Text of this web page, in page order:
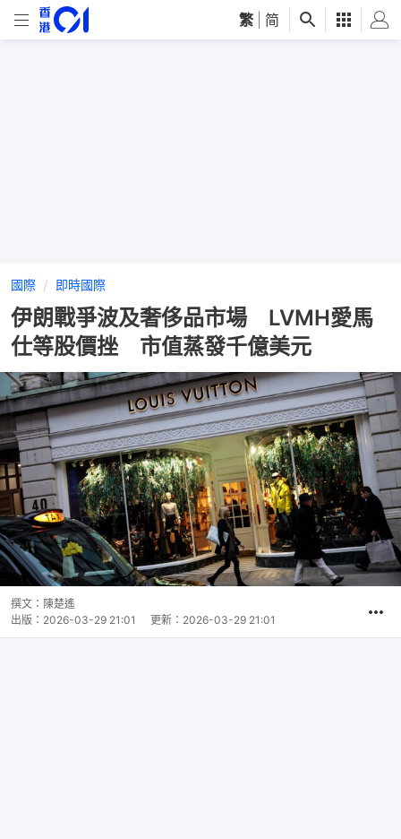
繁 简
國際 即時國際
伊朗戰爭波及奢侈品市場 LVMH愛馬
仕等股價挫 市值蒸發千億美元
撰文： 陳楚遙
出版： 2026-03-29 21:01 更新： 2026-03-29 21:01